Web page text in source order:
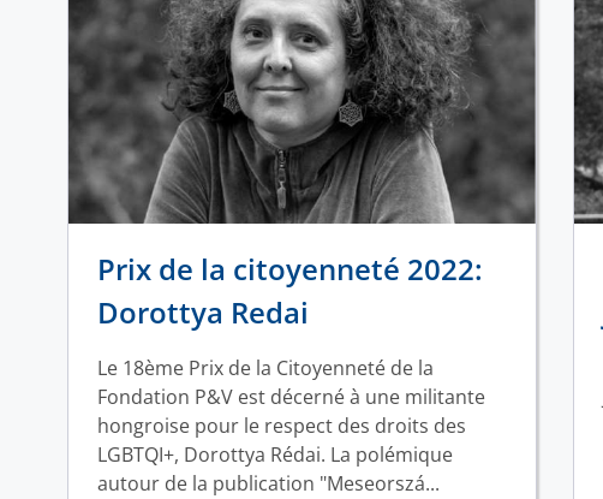
Prix de la citoyenneté 2022:
Dorottya Redai
Le 18ème Prix de la Citoyenneté de la
Fondation P&V est décerné à une militante
hongroise pour le respect des droits des
LGBTQI+, Dorottya Rédai. La polémique
autour de la publication "Meseorszá...